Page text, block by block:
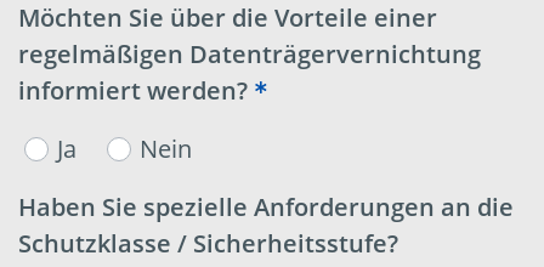
Möchten Sie über die Vorteile einer
regelmäßigen Datenträgervernichtung
informiert werden?
Ja
Nein
Haben Sie spezielle Anforderungen an die
Schutzklasse / Sicherheitsstufe?